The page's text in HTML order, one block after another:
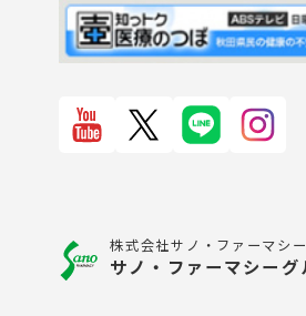
株式会社サノ・ファーマシー
サノ・ファーマシーグ